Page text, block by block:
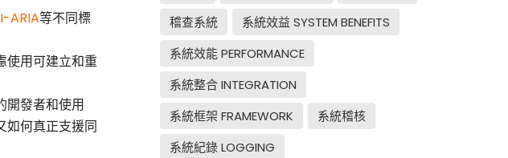
ARIA等不同標
使用可建立和重
開發者和使用
如何真正支援同
稽查系統
系統效益 SYSTEM BENEFITS
系統效能 PERFORMANCE
系統整合 INTEGRATION
系統框架 FRAMEWORK
系統稽核
系統紀錄 LOGGING